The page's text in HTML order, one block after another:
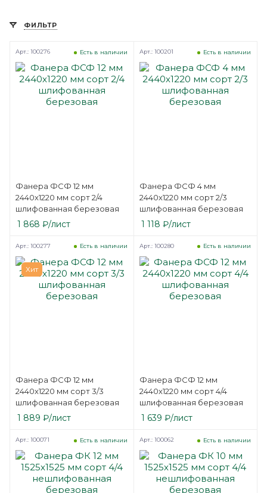
ФИЛЬТР
Фанера ФСФ 12 мм
2440х1220 мм сорт 2/4
шлифованная березовая
Есть в наличии
Арт.: 100276
1 868 ₽/лист
Фанера ФСФ 4 мм
2440х1220 мм сорт 2/3
шлифованная березовая
Есть в наличии
Арт.: 100201
1 118 ₽/лист
Хит
Фанера ФСФ 12 мм
2440х1220 мм сорт 3/3
шлифованная березовая
Есть в наличии
Арт.: 100277
1 889 ₽/лист
Фанера ФСФ 12 мм
2440х1220 мм сорт 4/4
шлифованная березовая
Есть в наличии
Арт.: 100280
1 639 ₽/лист
Есть в наличии
Арт.: 100071 Есть в наличии
Арт.: 100062